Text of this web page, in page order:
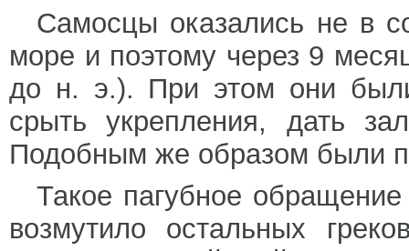
Самосцы оказались не в
море и поэтому через 9
до н. э.). При этом они
срыть укрепления, дать
Подобным же образом были
Такое пагубное
возмутило остальных